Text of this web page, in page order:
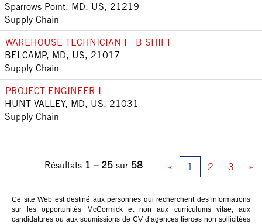
Sparrows Point, MD, US, 21219
Supply Chain
WAREHOUSE TECHNICIAN I - B SHIFT
BELCAMP, MD, US, 21017
Supply Chain
PROJECT ENGINEER I
HUNT VALLEY, MD, US, 21031
Supply Chain
Résultats 1 – 25 sur 58 « 1 2 3 »
Ce site Web est destiné aux personnes qui recherchent des informations
sur les opportunités McCormick et non aux curriculums vitae, aux
candidatures ou aux soumissions de CV d’agences tierces non sollicitées